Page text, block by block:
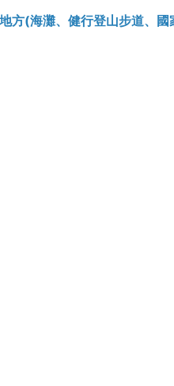
方(海灘、健行登山步道、